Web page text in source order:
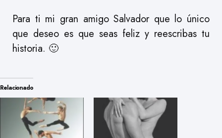
Para ti mi gran amigo Salvador que lo único
que deseo es que seas feliz y reescribas tu
historia. 🙂
Relacionado